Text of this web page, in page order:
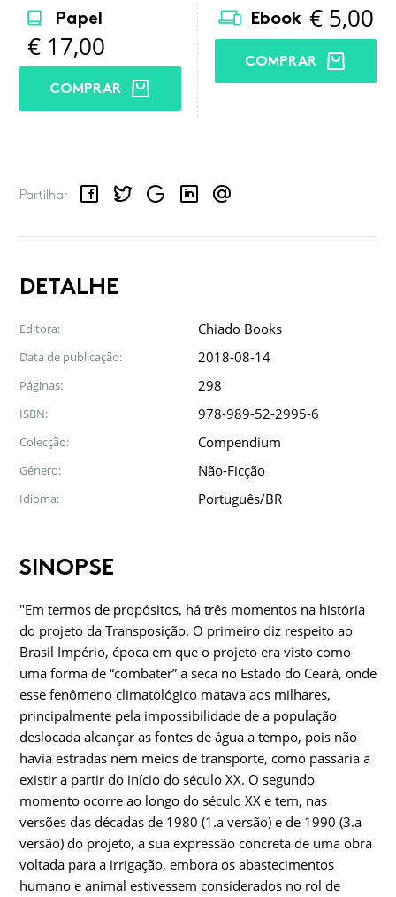
Papel
€ 17,00
COMPRAR
Ebook € 5,00
COMPRAR
Partilhar
FacebookTwitterGoogle LinkedInEmail
DETALHE
Editora: Chiado Books
Data de publicação: 2018-08-14
Páginas: 298
ISBN: 978-989-52-2995-6
Colecção: Compendium
Género: Não-Ficção
Idioma: Português/BR
SINOPSE
"Em termos de propósitos, há três momentos na história
do projeto da Transposição. O primeiro diz respeito ao
Brasil Império, época em que o projeto era visto como
uma forma de “combater” a seca no Estado do Ceará, onde
esse fenômeno climatológico matava aos milhares,
principalmente pela impossibilidade de a população
deslocada alcançar as fontes de água a tempo, pois não
havia estradas nem meios de transporte, como passaria a
existir a partir do início do século XX. O segundo
momento ocorre ao longo do século XX e tem, nas
versões das décadas de 1980 (1.a versão) e de 1990 (3.a
versão) do projeto, a sua expressão concreta de uma obra
voltada para a irrigação, embora os abastecimentos
humano e animal estivessem considerados no rol de